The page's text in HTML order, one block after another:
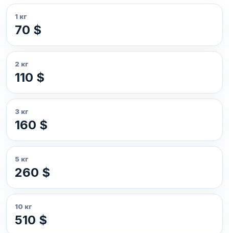
1 кг
70 $
2 кг
110 $
3 кг
160 $
5 кг
260 $
10 кг
510 $